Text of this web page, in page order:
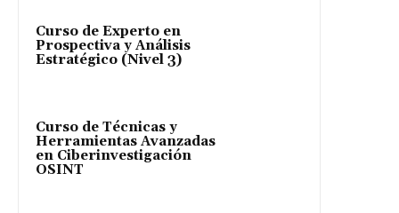
Curso de Experto en
Prospectiva y Análisis
Estratégico (Nivel 3)
Curso de Técnicas y
Herramientas Avanzadas
en Ciberinvestigación
OSINT